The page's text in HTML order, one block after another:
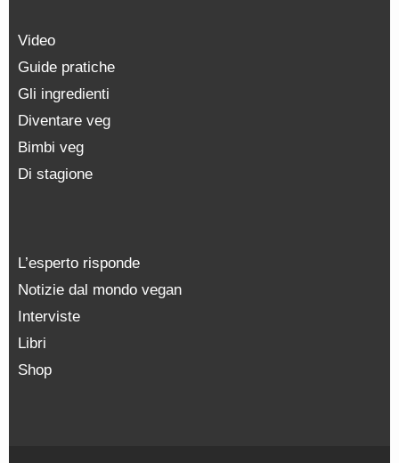
Video
Guide pratiche
Gli ingredienti
Diventare veg
Bimbi veg
Di stagione
L’esperto risponde
Notizie dal mondo vegan
Interviste
Libri
Shop